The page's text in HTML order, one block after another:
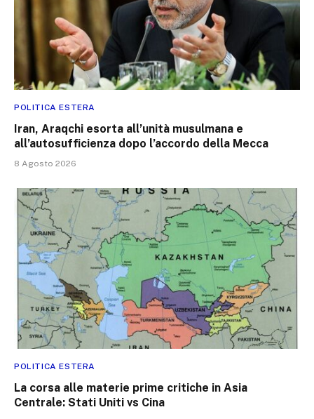
POLITICA ESTERA
Iran, Araqchi esorta all’unità musulmana e
all’autosufficienza dopo l’accordo della Mecca
8 Agosto 2026
POLITICA ESTERA
La corsa alle materie prime critiche in Asia
Centrale: Stati Uniti vs Cina